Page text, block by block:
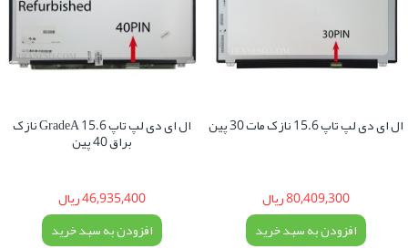
ال ای دی لپ تاپ 15.6 نازک مات 30 پین
80,409,300 ریال
افزودن به سبد خرید
ال ای دی لپ تاپ 15.6 GradeA نازک
براق 40 پین
46,935,400 ریال
افزودن به سبد خرید